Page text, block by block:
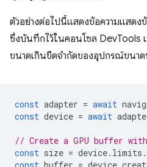
ตัวอย่างต่อไปนี้แสดงข้อความแสดง
ซึ่งบันทึกไว้ในคอนโซล DevTools
ขนาดเกินขีดจำกัดของอุปกรณ์ขนา
const adapter = await
const device = await
// Create a GPU buffer
const size = device. limits .